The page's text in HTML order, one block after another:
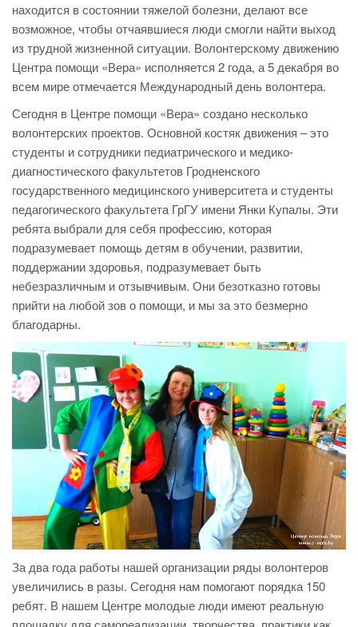
находится в состоянии тяжелой болезни, делают все
возможное, чтобы отчаявшиеся люди смогли найти выход
из трудной жизненной ситуации. Волонтерскому движению
Центра помощи «Вера» исполняется 2 года, а 5 декабря во
всем мире отмечается Международный день волонтера.
Сегодня в Центре помощи «Вера» создано несколько
волонтерских проектов. Основной костяк движения – это
студенты и сотрудники педиатрического и медико-
диагностического факультетов Гродненского
государственного медицинского университета и студенты
педагогического факультета ГрГУ имени Янки Купалы. Эти
ребята выбрали для себя профессию, которая
подразумевает помощь детям в обучении, развитии,
поддержании здоровья, подразумевает быть
небезразличным и отзывчивым. Они безотказно готовы
прийти на любой зов о помощи, и мы за это безмерно
благодарны.
За два года работы нашей организации ряды волонтеров
увеличились в разы. Сегодня нам помогают порядка 150
ребят. В нашем Центре молодые люди имеют реальную